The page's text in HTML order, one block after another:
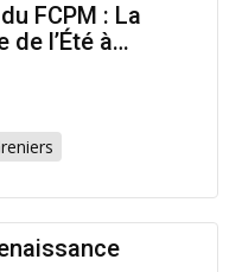
FCPM : La
de l’Été à